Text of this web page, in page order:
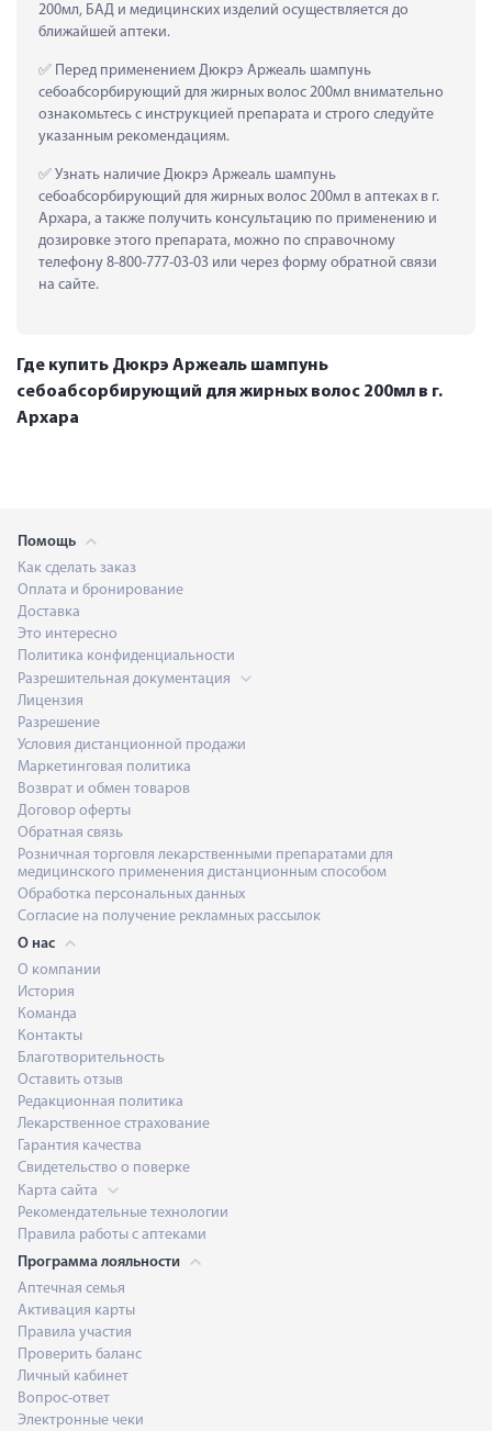
200мл, БАД и медицинских изделий осуществляется до
ближайшей аптеки.
Перед применением Дюкрэ Аржеаль шампунь
себоабсорбирующий для жирных волос 200мл внимательно
ознакомьтесь с инструкцией препарата и строго следуйте
указанным рекомендациям.
Узнать наличие Дюкрэ Аржеаль шампунь
себоабсорбирующий для жирных волос 200мл в аптеках в г.
Архара, а также получить консультацию по применению и
дозировке этого препарата, можно по справочному
телефону 8-800-777-03-03 или через форму обратной связи
на сайте.
Где купить Дюкрэ Аржеаль шампунь
себоабсорбирующий для жирных волос 200мл в г.
Архара
Помощь
Как сделать заказ
Оплата и бронирование
Доставка
Это интересно
Политика конфиденциальности
Разрешительная документация
Лицензия
Разрешение
Условия дистанционной продажи
Маркетинговая политика
Возврат и обмен товаров
Договор оферты
Обратная связь
Розничная торговля лекарственными препаратами для
медицинского применения дистанционным способом
Обработка персональных данных
Согласие на получение рекламных рассылок
О нас
О компании
История
Команда
Контакты
Благотворительность
Оставить отзыв
Редакционная политика
Лекарственное страхование
Гарантия качества
Свидетельство о поверке
Карта сайта
Рекомендательные технологии
Правила работы с аптеками
Программа лояльности
Аптечная семья
Активация карты
Правила участия
Проверить баланс
Личный кабинет
Вопрос-ответ
Электронные чеки